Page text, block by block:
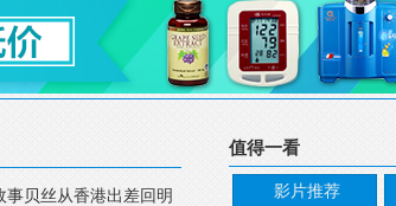
贝丝从香港出差回明
值得一看
影片推荐